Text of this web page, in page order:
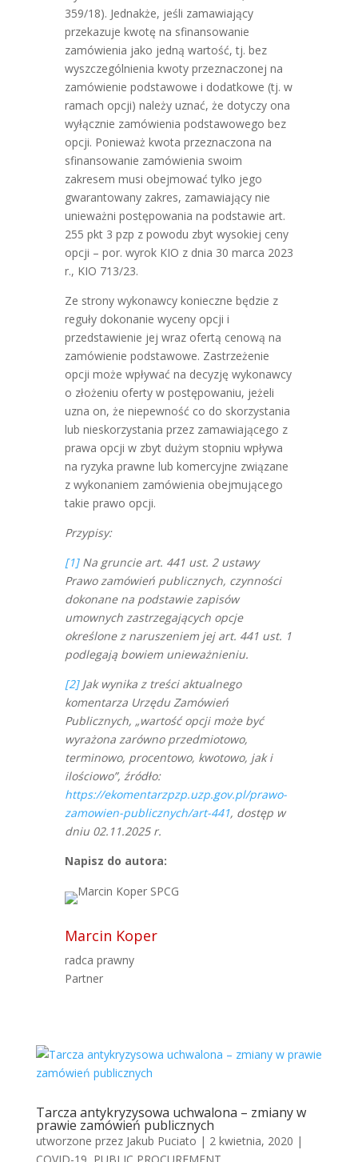
359/18). Jednakże, jeśli zamawiający
przekazuje kwotę na sfinansowanie
zamówienia jako jedną wartość, tj. bez
wyszczególnienia kwoty przeznaczonej na
zamówienie podstawowe i dodatkowe (tj. w
ramach opcji) należy uznać, że dotyczy ona
wyłącznie zamówienia podstawowego bez
opcji. Ponieważ kwota przeznaczona na
sfinansowanie zamówienia swoim
zakresem musi obejmować tylko jego
gwarantowany zakres, zamawiający nie
unieważni postępowania na podstawie art.
255 pkt 3 pzp z powodu zbyt wysokiej ceny
opcji – por. wyrok KIO z dnia 30 marca 2023
r., KIO 713/23.
Ze strony wykonawcy konieczne będzie z
reguły dokonanie wyceny opcji i
przedstawienie jej wraz ofertą cenową na
zamówienie podstawowe. Zastrzeżenie
opcji może wpływać na decyzję wykonawcy
o złożeniu oferty w postępowaniu, jeżeli
uzna on, że niepewność co do skorzystania
lub nieskorzystania przez zamawiającego z
prawa opcji w zbyt dużym stopniu wpływa
na ryzyka prawne lub komercyjne związane
z wykonaniem zamówienia obejmującego
takie prawo opcji.
Przypisy:
[1]Na gruncie art. 441 ust. 2 ustawy
Prawo zamówień publicznych, czynności
dokonane na podstawie zapisów
umownych zastrzegających opcje
określone z naruszeniem jej art. 441 ust. 1
podlegają bowiem unieważnieniu.
[2]Jak wynika z treści aktualnego
komentarza Urzędu Zamówień
Publicznych, „wartość opcji może być
wyrażona zarówno przedmiotowo,
terminowo, procentowo, kwotowo, jak i
ilościowo”, źródło:
https://ekomentarzpzp.uzp.gov.pl/prawo-
zamowien-publicznych/art-441, dostęp w
dniu 02.11.2025 r.
Napisz do autora:
Marcin Koper
radca prawny
Partner
Tarcza antykryzysowa uchwalona – zmiany w
prawie zamówień publicznych
utworzone przez Jakub Puciato | 2 kwietnia, 2020 |